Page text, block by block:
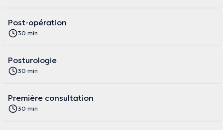
Post-opération
30 min
Posturologie
30 min
Première consultation
30 min